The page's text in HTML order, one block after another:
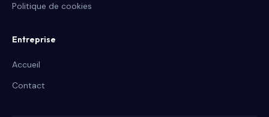
Politique de cookies
Entreprise
Accueil
Contact